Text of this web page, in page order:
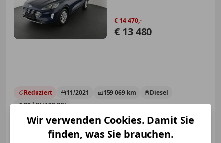
€ 13 480
€ 14 470,-
Reduziert 11/2021 159 069 km
Diesel
88 kW (120 PS)
Finazierung ohne Anzahlung möglich!
Wir verwenden Cookies. Damit Sie
finden, was Sie brauchen.